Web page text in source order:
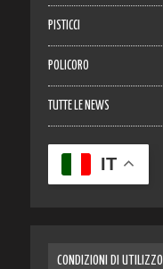
PISTICCI
POLICORO
TUTTE LE NEWS
IT
CONDIZIONI DI UTILIZZO